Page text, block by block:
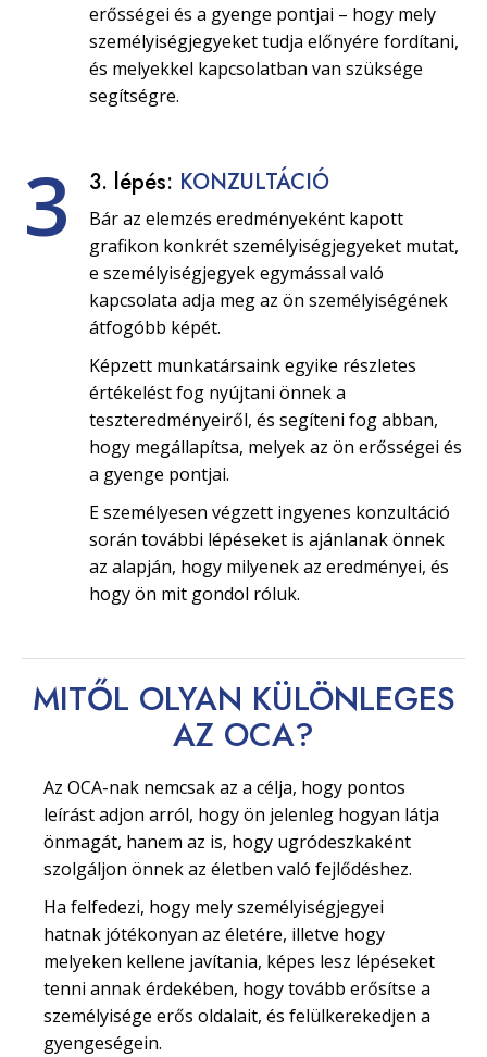
erősségei és a gyenge pontjai – hogy mely
személyiségjegyeket tudja előnyére fordítani,
és melyekkel kapcsolatban van szüksége
segítségre.
3 3. lépés: KONZULTÁCIÓ
Bár az elemzés eredményeként kapott
grafikon konkrét személyiségjegyeket mutat,
e személyiségjegyek egymással való
kapcsolata adja meg az ön személyiségének
átfogóbb képét.
Képzett munkatársaink egyike részletes
értékelést fog nyújtani önnek a
teszteredményeiről, és segíteni fog abban,
hogy megállapítsa, melyek az ön erősségei és
a gyenge pontjai.
E személyesen végzett ingyenes konzultáció
során további lépéseket is ajánlanak önnek
az alapján, hogy milyenek az eredményei, és
hogy ön mit gondol róluk.
MITŐL OLYAN KÜLÖNLEGES
AZ OCA?
Az OCA-nak nemcsak az a célja, hogy pontos
leírást adjon arról, hogy ön jelenleg hogyan látja
önmagát, hanem az is, hogy ugródeszkaként
szolgáljon önnek az életben való fejlődéshez.
Ha felfedezi, hogy mely személyiségjegyei
hatnak jótékonyan az életére, illetve hogy
melyeken kellene javítania, képes lesz lépéseket
tenni annak érdekében, hogy tovább erősítse a
személyisége erős oldalait, és felülkerekedjen a
gyengeségein.